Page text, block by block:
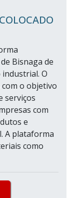
Bisnaga de
O
o objetivo
serviços
com
e
A plataforma
como